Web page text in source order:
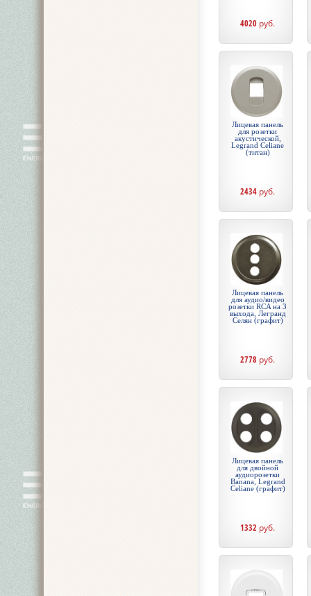
4020 руб.
Лицевая панель
для розетки
акустической,
Legrand Celiane
(титан)
2434 руб.
Лицевая панель
для аудио/видео
розетки RCA на 3
выхода, Легранд
Селян (графит)
2778 руб.
Лицевая панель
для двойной
аудиорозетки
Banana, Legrand
Celiane (графит)
1332 руб.